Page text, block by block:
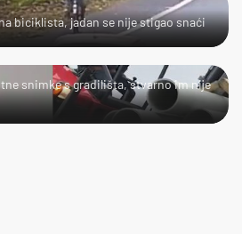
biciklista, jadan se nije stigao snaći
snimke s gradilišta, stvarno im nije